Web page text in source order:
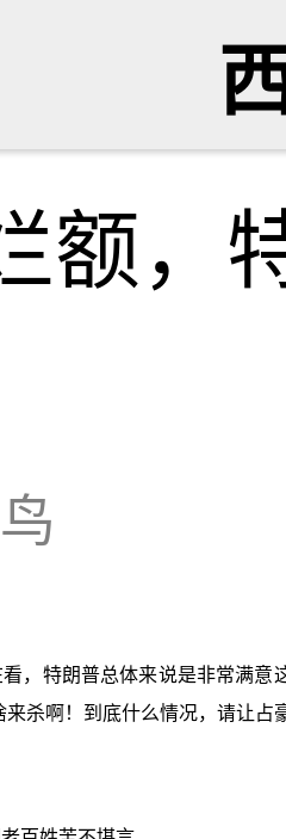
额，
，特朗普总体来说是非常满
杀啊！到底什么情况，请让占